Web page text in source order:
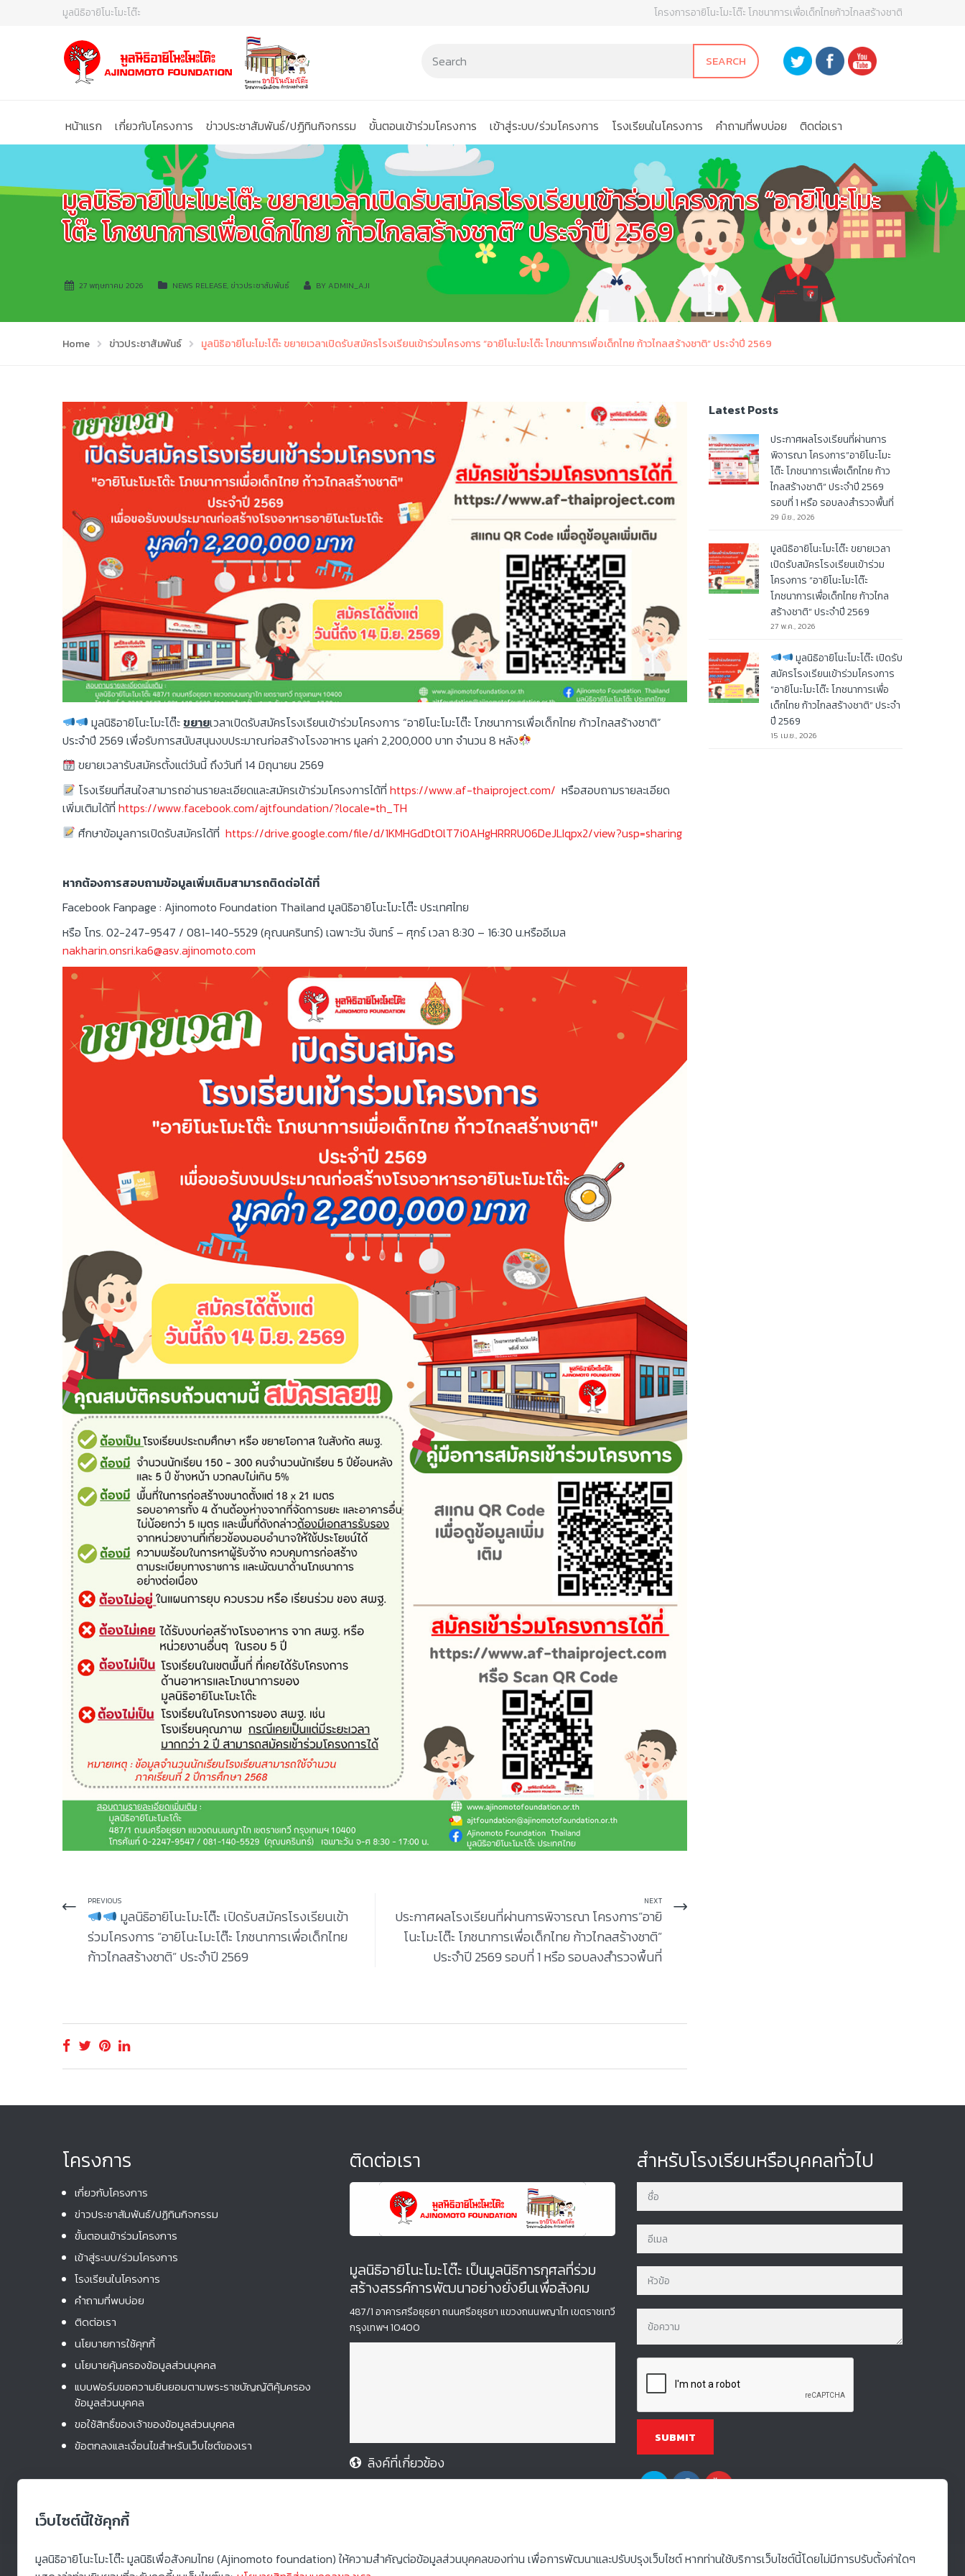
มูลนิธิอายิโนะโมะโต๊ะ โครงการอายิโนะโมะโต๊ะ โภชนาการเพื่อเด็กไทยก้าวไกลสร้างชาติ
SEARCH
หน้าแรก เกี่ยวกับโครงการ ข่าวประชาสัมพันธ์/ปฏิทินกิจกรรม ขั้นตอนเข้าร่วมโครงการ เข้าสู่ระบบ/ร่วมโครงการ โรงเรียนในโครงการ คําถามที่พบบ่อย ติดต่อเรา
มูลนิธิอายิโนะโมะโต๊ะ ขยายเวลาเปิดรับสมัครโรงเรียนเข้าร่วมโครงการ “อายิโนะโมะ
โต๊ะ โภชนาการเพื่อเด็กไทย ก้าวไกลสร้างชาติ” ประจำปี 2569
27 พฤษภาคม 2026 NEWS RELEASE, ข่าวประชาสัมพันธ์ BY ADMIN_AJI
Home ข่าวประชาสัมพันธ์ มูลนิธิอายิโนะโมะโต๊ะ ขยายเวลาเปิดรับสมัครโรงเรียนเข้าร่วมโครงการ “อายิโนะโมะโต๊ะ โภชนาการเพื่อเด็กไทย ก้าวไกลสร้างชาติ” ประจำปี 2569
มูลนิธิอายิโนะโมะโต๊ะขยายเวลาเปิดรับสมัครโรงเรียนเข้าร่วมโครงการ “อายิโนะโมะโต๊ะ โภชนาการเพื่อเด็กไทย ก้าวไกลสร้างชาติ”
ประจำปี 2569 เพื่อรับการสนับสนุนงบประมาณก่อสร้างโรงอาหาร มูลค่า 2,200,000 บาท จำนวน 8 หลัง
ขยายเวลารับสมัครตั้งแต่วันนี้ ถึงวันที่ 14 มิถุนายน 2569
โรงเรียนที่สนใจสามารถอ่านรายละเอียดและสมัครเข้าร่วมโครงการได้ที่https://www.af-thaiproject.com/ หรือสอบถามรายละเอียด
เพิ่มเติมได้ที่ https://www.facebook.com/ajtfoundation/?locale=th_TH
ศึกษาข้อมูลการเปิดรับสมัครได้ที่https://drive.google.com/file/d/1KMHGdDtOlT7i0AHgHRRRU06DeJLIqpx2/view?usp=sharing
หากต้องการสอบถามข้อมูลเพิ่มเติมสามารถติดต่อได้ที่
Facebook Fanpage : Ajinomoto Foundation Thailand มูลนิธิอายิโนะโมะโต๊ะ ประเทศไทย
หรือ โทร. 02-247-9547 / 081-140-5529 (คุณนครินทร์) เฉพาะวัน จันทร์ – ศุกร์ เวลา 8:30 – 16:30 น.หรืออีเมล
nakharin.onsri.ka6@asv.ajinomoto.com
PREVIOUS
มูลนิธิอายิโนะโมะโต๊ะ เปิดรับสมัครโรงเรียนเข้า
ร่วมโครงการ “อายิโนะโมะโต๊ะ โภชนาการเพื่อเด็กไทย
ก้าวไกลสร้างชาติ” ประจำปี 2569
NEXT
ประกาศผลโรงเรียนที่ผ่านการพิจารณา โครงการ”อายิ
โนะโมะโต๊ะ โภชนาการเพื่อเด็กไทย ก้าวไกลสร้างชาติ”
ประจำปี 2569 รอบที่ 1 หรือ รอบลงสำรวจพื้นที่
Latest Posts
ประกาศผลโรงเรียนที่ผ่านการ
พิจารณา โครงการ”อายิโนะโมะ
โต๊ะ โภชนาการเพื่อเด็กไทย ก้าว
ไกลสร้างชาติ” ประจำปี 2569
รอบที่ 1 หรือ รอบลงสำรวจพื้นที่
29 มิ.ย., 2026
มูลนิธิอายิโนะโมะโต๊ะ ขยายเวลา
เปิดรับสมัครโรงเรียนเข้าร่วม
โครงการ “อายิโนะโมะโต๊ะ
โภชนาการเพื่อเด็กไทย ก้าวไกล
สร้างชาติ” ประจำปี 2569
27 พ.ค., 2026
มูลนิธิอายิโนะโมะโต๊ะ เปิดรับ
สมัครโรงเรียนเข้าร่วมโครงการ
“อายิโนะโมะโต๊ะ โภชนาการเพื่อ
เด็กไทย ก้าวไกลสร้างชาติ” ประจำ
ปี 2569
15 เม.ย., 2026
เว็บไซต์นี้ใช้คุกกี้
มูลนิธิอายิโนะโมะโต๊ะ มูลนิธิเพื่อสังคมไทย (Ajinomoto foundation) ให้ความสำคัญต่อข้อมูลส่วนบุคคลของท่าน เพื่อการพัฒนาและปรับปรุงเว็บไซต์ หากท่านใช้บริการเว็บไซต์นี้โดยไม่มีการปรับตั้งค่าใดๆ
โครงการ
เกี่ยวกับโครงการ
ข่าวประชาสัมพันธ์/ปฏิทินกิจกรรม
ขั้นตอนเข้าร่วมโครงการ
เข้าสู่ระบบ/ร่วมโครงการ
โรงเรียนในโครงการ
คําถามที่พบบ่อย
ติดต่อเรา
นโยบายการใช้คุกกี้
นโยบายคุ้มครองข้อมูลส่วนบุคคล
แบบฟอร์มขอความยินยอมตามพระราชบัญญัติคุ้มครอง
ข้อมูลส่วนบุคคล
ขอใช้สิทธิ์ของเจ้าของข้อมูลส่วนบุคคล
ข้อตกลงและเงื่อนไขสำหรับเว็บไซต์ของเรา
ติดต่อเรา
มูลนิธิอายิโนะโมะโต๊ะ เป็นมูลนิธิการกุศลที่ร่วม
สร้างสรรค์การพัฒนาอย่างยั่งยืนเพื่อสังคม
487/1 อาคารศรีอยุธยา ถนนศรีอยุธยา แขวงถนนพญาไท เขตราชเทวี
กรุงเทพฯ 10400
ลิงค์ที่เกี่ยวข้อง
สำหรับโรงเรียนหรือบุคคลทั่วไป